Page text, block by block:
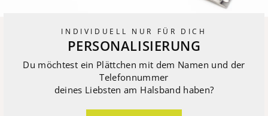
INDIVIDUELL NUR FÜR DICH
PERSONALISIERUNG
Du möchtest ein Plättchen mit dem Namen und der
Telefonnummer
deines Liebsten am Halsband haben?